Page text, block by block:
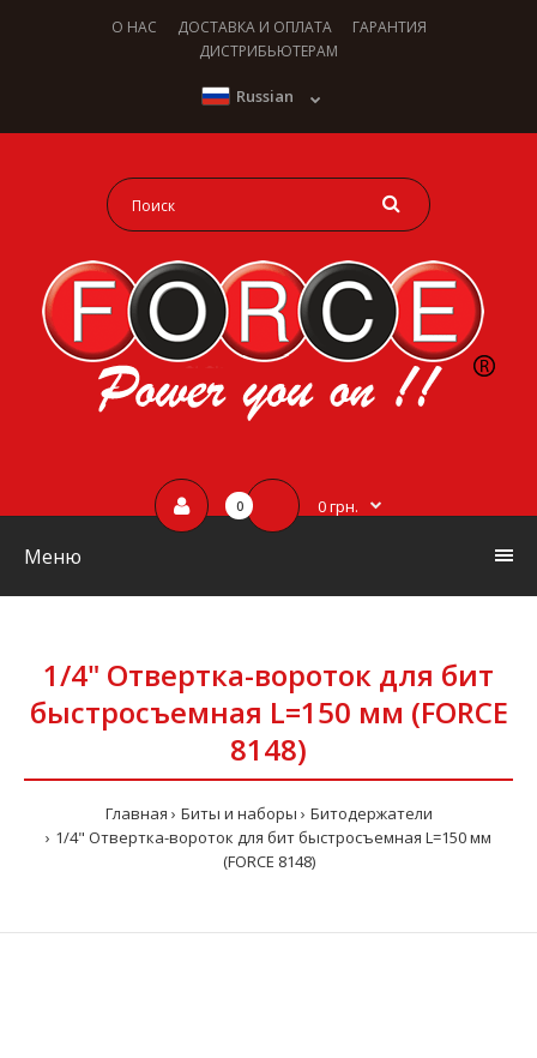
О НАС ДОСТАВКА И ОПЛАТА
ГАРАНТИЯ
ДИСТРИБЬЮТЕРАМ
Russian
0 0 грн.
Меню
1/4" Отвертка-вороток для бит
быстросъемная L=150 мм (FORCE
8148)
Главная Биты и наборы
Битодержатели
1/4" Отвертка-вороток для бит быстросъемная L=150 мм
(FORCE 8148)